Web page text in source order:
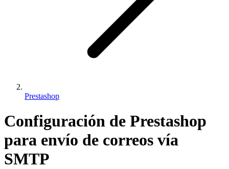
Prestashop
Configuración de Prestashop
para envío de correos vía
SMTP